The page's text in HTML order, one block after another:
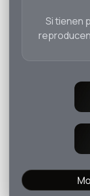
Si tienen